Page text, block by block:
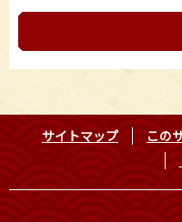
サイトマップ この